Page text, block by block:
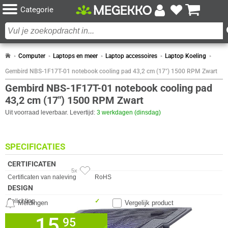
Categorie
Computer Laptops en meer Laptop accessoires Laptop Koeling
Gembird NBS-1F17T-01 notebook cooling pad 43,2 cm (17") 1500 RPM Zwart
Gembird NBS-1F17T-01 notebook cooling pad
43,2 cm (17") 1500 RPM Zwart
Uit voorraad leverbaar. Levertijd: 3 werkdagen (dinsdag)
5x
95 ✓ 30 dagen bedenktermijn!
Vergelijk product
Meldingen
SPECIFICATIES
CERTIFICATEN
Eigenschap Waarde
Certificaten van naleving RoHS
DESIGN
Eigenschap Waarde
Belichting
✓︎
Kleur van de verlichting
Paars